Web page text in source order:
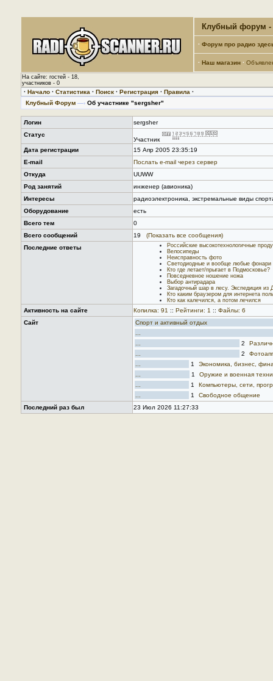
Клубный форум -
· Форум про радио
· Наш магазин ·
На сайте: гостей - 18,
участников - 0
· Начало · Статистика · Поиск · Регистрация · Правила ·
Клубный Форум —› Об участнике "sergsher"
Логин
sergsher
Статус
Участник
Дата регистрации
15 Апр 2005 23:35:19
E-mail
Послать е-mail через сервер
Откуда
UUWW
Род занятий
инженер (авионика)
Интересы
радиоэлектроника, экстремальные виды
Оборудование
есть
Всего тем
0
Всего сообщений
19
(Показать все сообщения)
Последние ответы
Российские высокотехнологичные
Велосипеды
Неисправность фото
Светодиодные и вообще любые фонари
Кто где летает/прыгает в Подмосковье?
Повседневное ношение ножа
Выбор антирадара
Загадочный шар в лесу. Экспедиция из
Кто каким браузером для интернета
Кто как калечился, а потом лечился
Активность на сайте Копилка: 91 :: Рейтинги: 1 :: Файлы: 6
Сайт
Спорт и активный отдых
2
2
1
Экономика, бизнес,
1
Оружие и военная
1
Компьютеры, сети,
1
Свободное общение
Последний раз был
23 Июл 2026 11:27:33